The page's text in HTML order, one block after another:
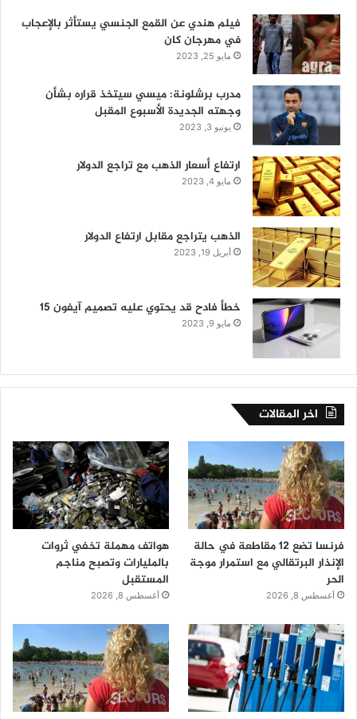
فيلم هندي عن القمع الجنسي يستأثر بالإعجاب
في مهرجان كان
مايو 25, 2023
مدرب برشلونة: ميسي سيتخذ قراره بشأن
وجهته الجديدة الأسبوع المقبل
يونيو 3, 2023
ارتفاع أسعار الذهب مع تراجع الدولار
مايو 4, 2023
الذهب يتراجع مقابل ارتفاع الدولار
أبريل 19, 2023
خطأ فادح قد يحتوي عليه تصميم آيفون 15
مايو 9, 2023
اخر المقالات
فرنسا تضع 12 مقاطعة في حالة
الإنذار البرتقالي مع استمرار موجة
الحر
أغسطس 8, 2026
هواتف مهملة تخفي ثروات
بالمليارات وتصبح مناجم
المستقبل
أغسطس 8, 2026